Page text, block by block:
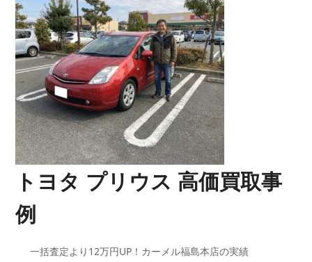
トヨタ プリウス 高価買取事
例
一括査定より12万円UP！カーメル福島本店の実績